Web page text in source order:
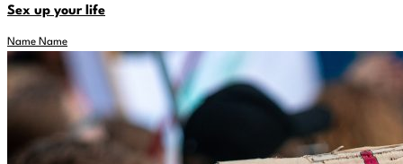
Sex up your life
Name Name